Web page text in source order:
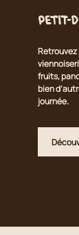
Petit-
Retrouvez
fruits,
bien
journée.